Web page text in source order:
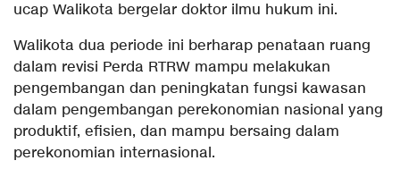
ucap Walikota bergelar doktor ilmu hukum ini.
Walikota dua periode ini berharap penataan ruang
dalam revisi Perda RTRW mampu melakukan
pengembangan dan peningkatan fungsi kawasan
dalam pengembangan perekonomian nasional yang
produktif, efisien, dan mampu bersaing dalam
perekonomian internasional.